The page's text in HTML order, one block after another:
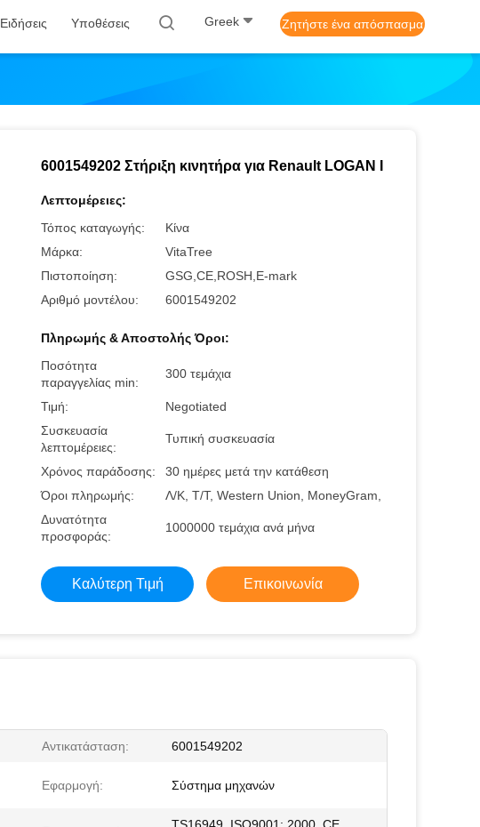
Ειδήσεις Υποθέσεις Greek Ζητήστε ένα απόσπασμα
6001549202 Στήριξη κινητήρα για Renault LOGAN I
Λεπτομέρειες:
Τόπος καταγωγής:
Κίνα
Μάρκα:
VitaTree
Πιστοποίηση:
GSG,CE,ROSH,E-mark
Αριθμό μοντέλου:
6001549202
Πληρωμής & Αποστολής Όροι:
Ποσότητα
παραγγελίας min:
300 τεμάχια
Τιμή:
Negotiated
Συσκευασία
λεπτομέρειες:
Τυπική συσκευασία
Χρόνος παράδοσης:
30 ημέρες μετά την κατάθεση
Όροι πληρωμής:
Λ/Κ, Τ/Τ, Western Union, MoneyGram,
Δυνατότητα
προσφοράς:
1000000 τεμάχια ανά μήνα
Καλύτερη Τιμή Επικοινωνία
Αντικατάσταση: 6001549202
Εφαρμογή: Σύστημα μηχανών